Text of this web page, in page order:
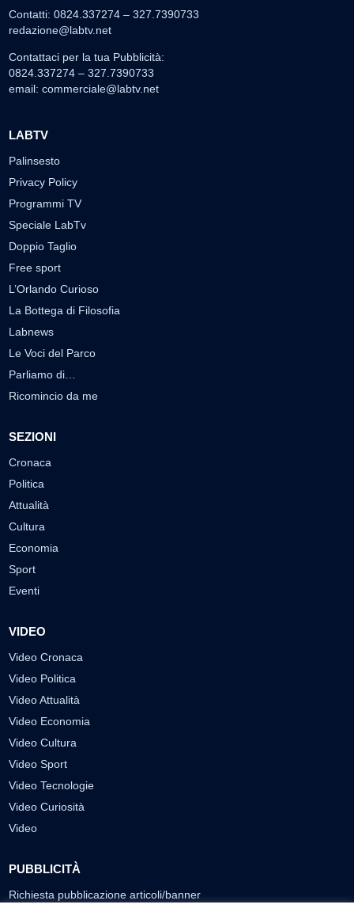
Contatti: 0824.337274 – 327.7390733
redazione@labtv.net
Contattaci per la tua Pubblicità:
0824.337274 – 327.7390733
email: commerciale@labtv.net
LABTV
Palinsesto
Privacy Policy
Programmi TV
Speciale LabTv
Doppio Taglio
Free sport
L’Orlando Curioso
La Bottega di Filosofia
Labnews
Le Voci del Parco
Parliamo di…
Ricomincio da me
SEZIONI
Cronaca
Politica
Attualità
Cultura
Economia
Sport
Eventi
VIDEO
Video Cronaca
Video Politica
Video Attualità
Video Economia
Video Cultura
Video Sport
Video Tecnologie
Video Curiosità
Video
PUBBLICITÀ
Richiesta pubblicazione articoli/banner